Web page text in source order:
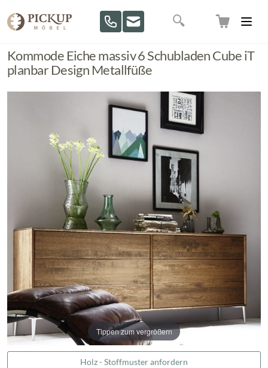
Suche
Kommode Eiche massiv 6 Schubladen Cube iT
planbar Design Metallfüße
Tippen zum vergrößern
Holz - Stoffmuster anfordern